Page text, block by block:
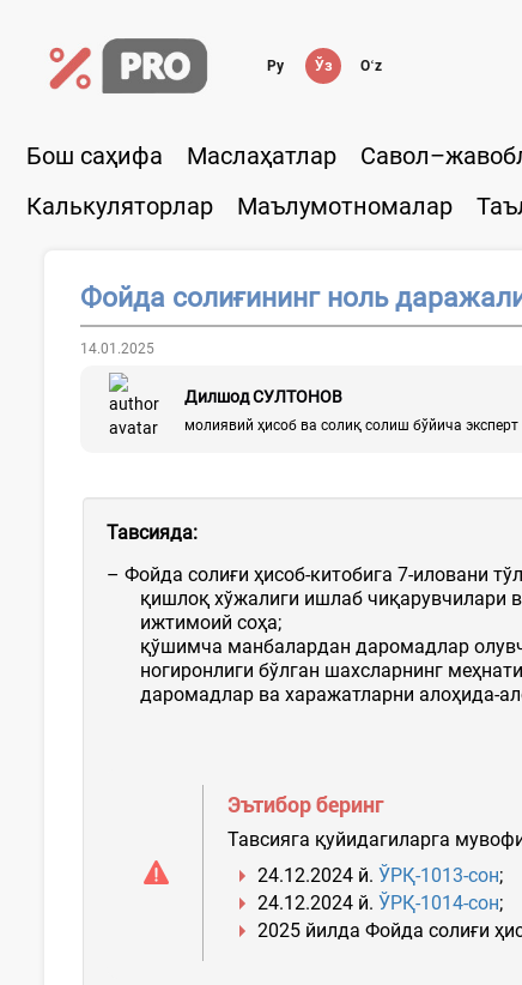
Ру Ўз Oʻz
Бош саҳифа Маслаҳатлар
Калькуляторлар
Маълумотномалар
Фойда солиғининг ноль
14.01.2025
Дилшод СУЛТОНОВ
молиявий ҳисоб ва солиқ солиш бўйича эксперт
Тавсияда:
– Фойда солиғи ҳисоб-китобига 7-иловани
қишлоқ хўжалиги ишлаб чиқарувчилари
ижтимоий соҳа;
қўшимча манбалардан даромадлар
ногиронлиги бўлган шахсларнинг
даромадлар ва харажатларни алоҳида-
Эътибор беринг
Тавсияга қуйидагиларга
24.12.2024 й. ЎРҚ-1013-сон;
24.12.2024 й. ЎРҚ-1014-сон;
2025 йилда Фойда солиғи